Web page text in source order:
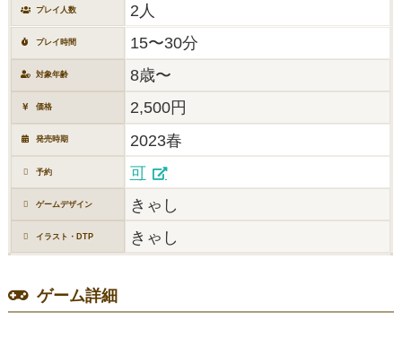
プレイ人数 2人
プレイ時間 15〜30分
対象年齢 8歳〜
価格 2,500円
発売時期 2023春
予約 可
ゲームデザイン きゃし
イラスト・DTP きゃし
ゲーム詳細